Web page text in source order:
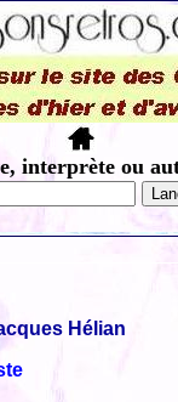
interprète ou
Hélian